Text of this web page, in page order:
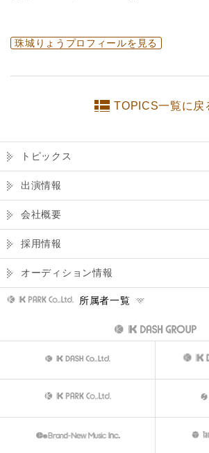
珠城りょうプロフィールを見る
TOPICS一覧に戻
トピックス
出演情報
会社概要
採用情報
オーディション情報
所属者一覧